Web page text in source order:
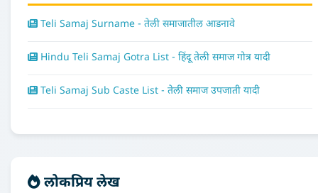
Teli Samaj Surname - तेली समाजातील आडनावे
Hindu Teli Samaj Gotra List - हिंदू तेली समाज गोत्र यादी
Teli Samaj Sub Caste List - तेली समाज उपजाती यादी
लोकप्रिय लेख